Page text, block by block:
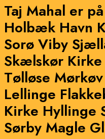
Taj Mahal er
Holbæk Havn
SorøViby
Skælskør
Tølløse Mørkøv
Lellinge
Kirke Hyllinge
Sørby Magle